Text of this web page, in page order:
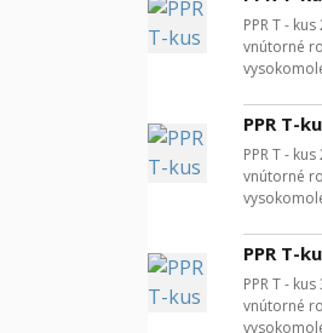
PPR T -
vnútorné
PPR T-
PPR T -
vnútorné
PPR T-
PPR T -
vnútorné